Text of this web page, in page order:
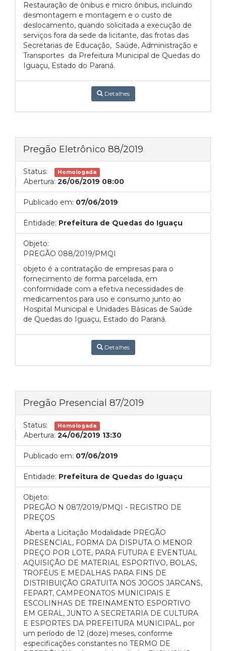
Restauração de ônibus e micro ônibus, incluindo
desmontagem e montagem e o custo de
deslocamento, quando solicitada a execução de
serviços fora da sede da licitante, das frotas das
Secretarias de Educação, Saúde, Administração e
Transportes da Prefeitura Municipal de Quedas do
Iguaçu, Estado do Paraná.
Detalhes
Pregão Eletrônico 88/2019
Status: Homologada
Abertura: 26/06/2019 08:00
Publicado em: 07/06/2019
Entidade: Prefeitura de Quedas do Iguaçu
Objeto:
PREGÃO 088/2019/PMQI
objeto é a contratação de empresas para o
fornecimento de forma parcelada, em
conformidade com a efetiva necessidades de
medicamentos para uso e consumo junto ao
Hospital Municipal e Unidades Básicas de Saúde
de Quedas do Iguaçu, Estado do Paraná.
Detalhes
Pregão Presencial 87/2019
Status: Homologada
Abertura: 24/06/2019 13:30
Publicado em: 07/06/2019
Entidade: Prefeitura de Quedas do Iguaçu
Objeto:
PREGÃO N 087/2019/PMQI - REGISTRO DE
PREÇOS
Aberta a Licitação Modalidade PREGÃO
PRESENCIAL, FORMA DA DISPUTA O MENOR
PREÇO POR LOTE, PARA FUTURA E EVENTUAL
AQUISIÇÃO DE MATERIAL ESPORTIVO, BOLAS,
TROFÉUS E MEDALHAS PARA FINS DE
DISTRIBUIÇÃO GRATUITA NOS JOGOS JARCANS,
FEPART, CAMPEONATOS MUNICIPAIS E
ESCOLINHAS DE TREINAMENTO ESPORTIVO
EM GERAL, JUNTO A SECRETARIA DE CULTURA
E ESPORTES DA PREFEITURA MUNICIPAL, por
um período de 12 (doze) meses, conforme
especificações constantes no TERMO DE